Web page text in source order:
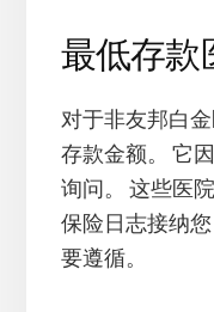
最低存款
对于非友邦白
存款金额。 它
询问。 这些医
保险日志接纳
要遵循。